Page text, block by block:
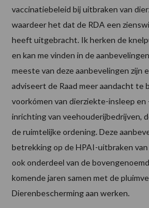
vaccinatiebeleid bij uitbraken van
waardeer het dat de RDA een
heeft uitgebracht. Ik herken de
en kan me vinden in de
meeste van deze aanbevelingen zijn
adviseert de Raad meer aandacht te
voorkómen van dierziekte-insleep
inrichting van veehouderijbedrijven,
de ruimtelijke ordening. Deze
betrekking op de HPAI-uitbraken
ook onderdeel van de
komende jaren samen met de
Dierenbescherming aan werken.